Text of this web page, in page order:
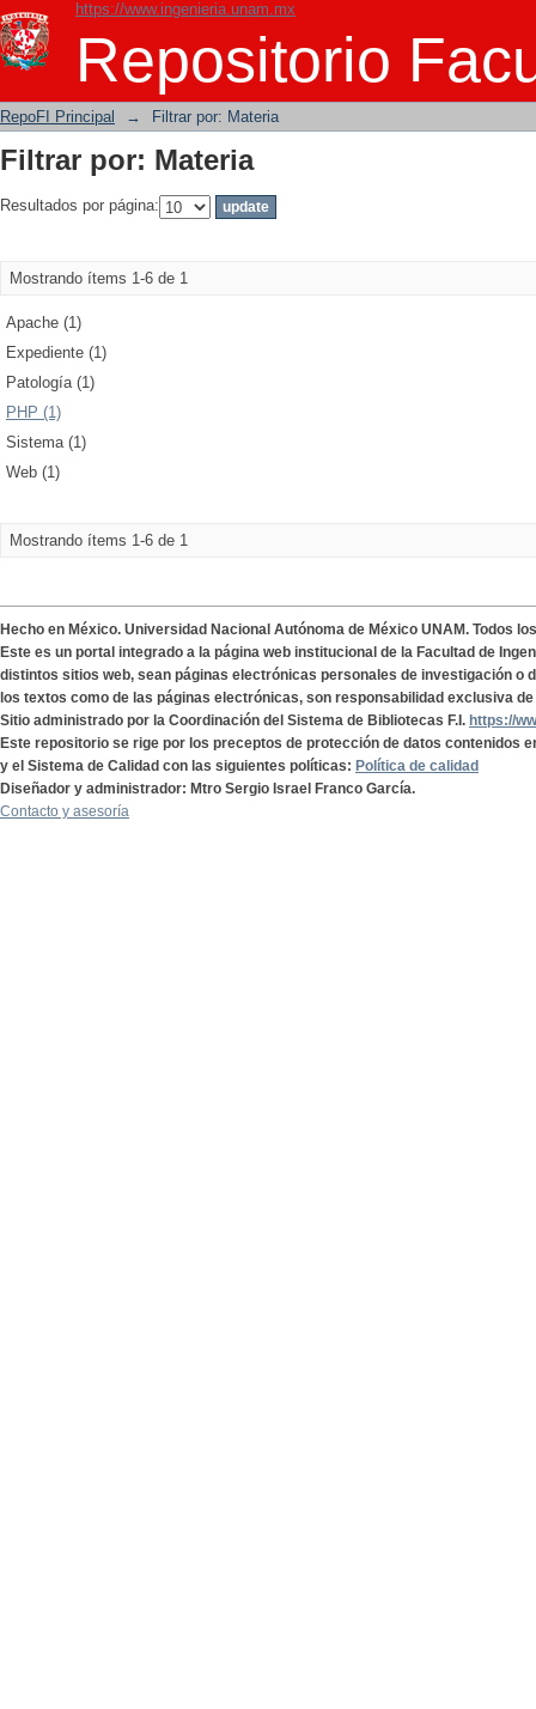
https://www.ingenieria.unam.mx
Repositorio
Filtrar por: Materia
RepoFI Principal → Filtrar por: Materia
Filtrar por: Materia
Resultados por página:
Mostrando ítems 1-6 de 1
Apache (1)
Expediente (1)
Patología (1)
PHP (1)
Sistema (1)
Web (1)
Mostrando ítems 1-6 de 1
Hecho en México. Universidad Nacional Autónoma de México UNAM. Todos
Este es un portal integrado a la página web institucional de la Facultad de
distintos sitios web, sean páginas electrónicas personales de investigación o
los textos como de las páginas electrónicas, son responsabilidad exclusiva
Sitio administrado por la Coordinación del Sistema de Bibliotecas F.I. https://
Este repositorio se rige por los preceptos de protección de datos contenidos
y el Sistema de Calidad con las siguientes políticas: Política de calidad
Diseñador y administrador: Mtro Sergio Israel Franco García.
Contacto y asesoría